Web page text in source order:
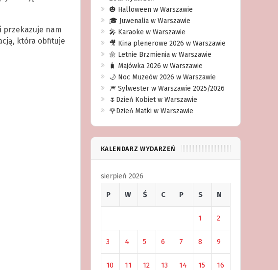
przekazuje nam
która obfituje
🎃 Halloween w Warszawie
🎓 Juwenalia w Warszawie
🎤 Karaoke w Warszawie
🎥 Kina plenerowe 2026 w Warszawie
🌼 Letnie Brzmienia w Warszawie
🧳 Majówka 2026 w Warszawie
🌙 Noc Muzeów 2026 w Warszawie
🎆 Sylwester w Warszawie 2025/2026
🌷Dzień Kobiet w Warszawie
🌹Dzień Matki w Warszawie
KALENDARZ WYDARZEŃ
sierpień 2026
P W Ś C P S N
1 2
3 4 5 6 7 8 9
10 11 12 13 14 15 16